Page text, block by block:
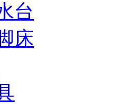
台
床